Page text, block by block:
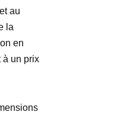
au
la
en
à un prix